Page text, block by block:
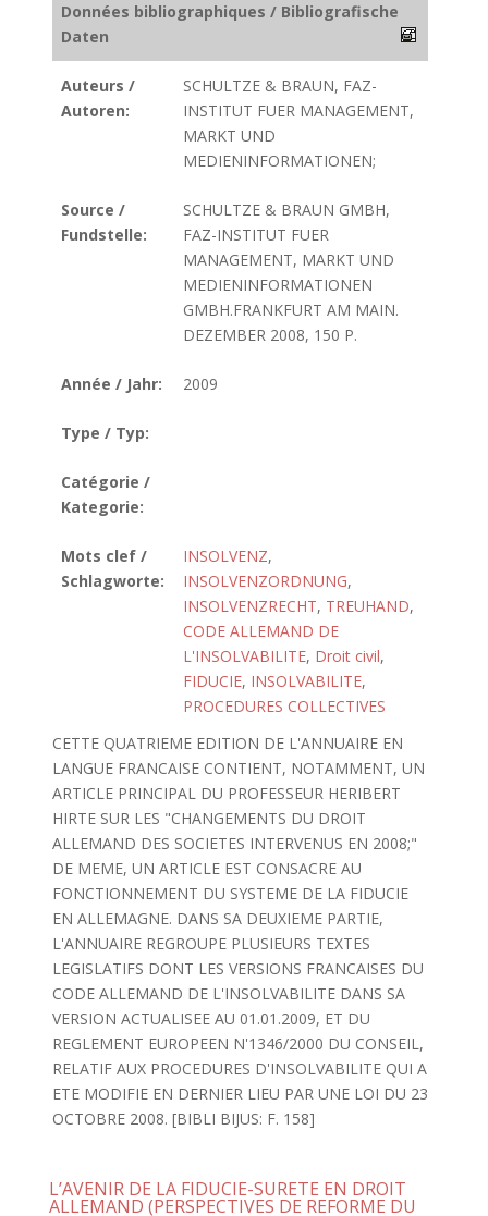
Données bibliographiques / Bibliografische
Daten
Auteurs /
Autoren:
SCHULTZE & BRAUN, FAZ-
INSTITUT FUER MANAGEMENT,
MARKT UND
MEDIENINFORMATIONEN;
Source /
Fundstelle:
SCHULTZE & BRAUN GMBH,
FAZ-INSTITUT FUER
MANAGEMENT, MARKT UND
MEDIENINFORMATIONEN
GMBH.FRANKFURT AM MAIN.
DEZEMBER 2008, 150 P.
Année / Jahr: 2009
Type / Typ:
Catégorie /
Kategorie:
Mots clef /
Schlagworte:
INSOLVENZ,
INSOLVENZORDNUNG,
INSOLVENZRECHT, TREUHAND,
CODE ALLEMAND DE
L'INSOLVABILITE, Droit civil,
FIDUCIE, INSOLVABILITE,
PROCEDURES COLLECTIVES
CETTE QUATRIEME EDITION DE L'ANNUAIRE EN
LANGUE FRANCAISE CONTIENT, NOTAMMENT, UN
ARTICLE PRINCIPAL DU PROFESSEUR HERIBERT
HIRTE SUR LES "CHANGEMENTS DU DROIT
ALLEMAND DES SOCIETES INTERVENUS EN 2008;"
DE MEME, UN ARTICLE EST CONSACRE AU
FONCTIONNEMENT DU SYSTEME DE LA FIDUCIE
EN ALLEMAGNE. DANS SA DEUXIEME PARTIE,
L'ANNUAIRE REGROUPE PLUSIEURS TEXTES
LEGISLATIFS DONT LES VERSIONS FRANCAISES DU
CODE ALLEMAND DE L'INSOLVABILITE DANS SA
VERSION ACTUALISEE AU 01.01.2009, ET DU
REGLEMENT EUROPEEN N'1346/2000 DU CONSEIL,
RELATIF AUX PROCEDURES D'INSOLVABILITE QUI A
ETE MODIFIE EN DERNIER LIEU PAR UNE LOI DU 23
OCTOBRE 2008. [BIBLI BIJUS: F. 158]
L’AVENIR DE LA FIDUCIE-SURETE EN DROIT
ALLEMAND (PERSPECTIVES DE REFORME DU